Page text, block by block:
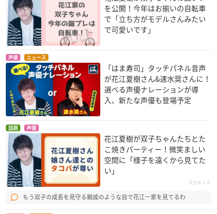
を公開！今年はお揃いの自転車
で「立ち方がモデルさんみたい
で可愛いです」
声優 ニュース
「はま寿司」タッチパネル音声
が花江夏樹さん&速水奨さんに！
選べる声優ナレーションが導
入、新たな声優も登場予定
話題 声優
花江夏樹が双子ちゃんたちとた
こ焼きパーティー！微笑ましい
空間に「様子を遠くから見てた
い」
3コメント
もう双子の成長を見守る親戚のような目で花江一家を見てるわ